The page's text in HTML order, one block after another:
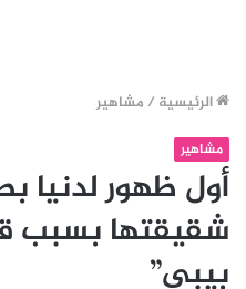
الرئيسية / مشاهير
مشاهير
أول ظهور لدنيا
شقيقتها بسبب
بيبي”